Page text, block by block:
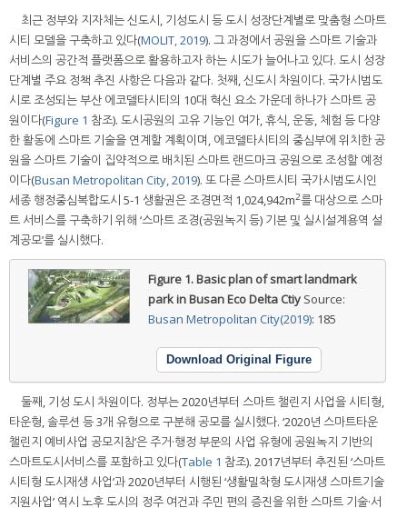
최근 정부와 지자체는 신도시, 기성도시 등 도시 성장단계별로 맞춤형 스마트
시티 모델을 구축하고 있다(MOLIT, 2019). 그 과정에서 공원을 스마트 기술과
서비스의 공간적 플랫폼으로 활용하고자 하는 시도가 늘어나고 있다. 도시 성장
단계별 주요 정책 추진 사항은 다음과 같다. 첫째, 신도시 차원이다. 국가시범도
시로 조성되는 부산 에코델타시티의 10대 혁신 요소 가운데 하나가 스마트 공
원이다(Figure 1 참조). 도시공원의 고유 기능인 여가, 휴식, 운동, 체험 등 다양
한 활동에 스마트 기술을 연계할 계획이며, 에코델타시티의 중심부에 위치한 공
원을 스마트 기술이 집약적으로 배치된 스마트 랜드마크 공원으로 조성할 예정
이다(Busan Metropolitan City, 2019). 또 다른 스마트시티 국가시범도시인
세종 행정중심복합도시 5-1 생활권은 조경면적 1,024,942m2를 대상으로 스마
트 서비스를 구축하기 위해 ‘스마트 조경(공원녹지 등) 기본 및 실시설계용역 설
계공모’를 실시했다.
Figure 1.Basic plan of smart landmark
park in Busan Eco Delta Ctiy Source:
Busan Metropolitan City(2019): 185
Download Original Figure
둘째, 기성 도시 차원이다. 정부는 2020년부터 스마트 챌린지 사업을 시티형,
타운형, 솔루션 등 3개 유형으로 구분해 공모를 실시했다. ‘2020년 스마트타운
챌린지 예비사업 공모지침’은 주거·행정 부문의 사업 유형에 공원녹지 기반의
스마트도시서비스를 포함하고 있다(Table 1 참조). 2017년부터 추진된 ‘스마트
시티형 도시재생 사업’과 2020년부터 시행된 ‘생활밀착형 도시재생 스마트기술
지원사업’ 역시 노후 도시의 정주 여건과 주민 편의 증진을 위한 스마트 기술·서